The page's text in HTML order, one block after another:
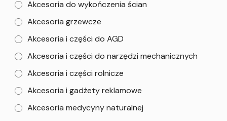
Akcesoria do wykończenia ścian
Akcesoria grzewcze
Akcesoria i części do AGD
Akcesoria i części do narzędzi mechanicznych
Akcesoria i części rolnicze
Akcesoria i gadżety reklamowe
Akcesoria medycyny naturalnej